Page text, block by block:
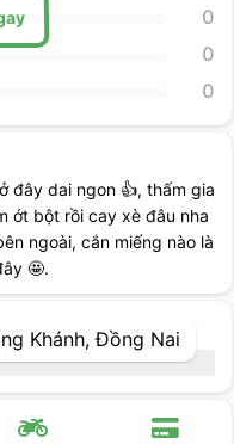
0
0
0
đây dai ngon 👍, thấm gia
ớt bột rồi cay xè đâu nha
ngoài, cắn miếng nào là
🤩.
Khánh, Đồng Nai